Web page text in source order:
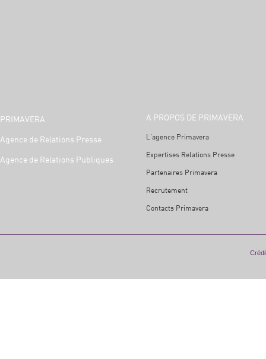
PRIMAVERA
Agence de Relations Presse
Agence de Relations Publiques
A PROPOS DE PRIMAVERA
L'agence Primavera
Expertises Relations Presse
Partenaires Primavera
Recrutement
Contacts Primavera